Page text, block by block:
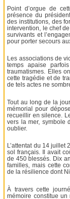
Point d’orgue de
présence du
des institutions, des
intervention, le chef
survivants et
pour porter secours
Les associations de
temps apaise
traumatismes. Elles
cette tragédie et de
de tels actes ne
Tout au long de la
mémorial pour
recueillir en silence.
vers la mer, symbole
oublier.
L’attentat du 14 juillet
sol français. Il avait
de 450 blessés. Dix
familles, mais cette
de la résilience dont
À travers cette
mémoire constitue un